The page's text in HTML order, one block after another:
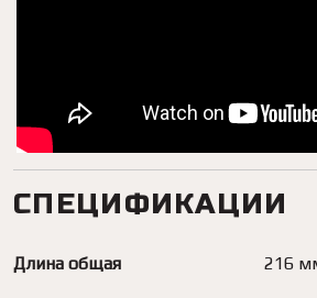
СПЕЦИФИКАЦИИ
Длина общая 216